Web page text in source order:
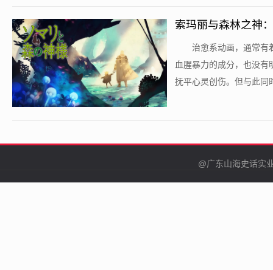
索玛丽与森林之神
治愈系动画，通常有
血腥暴力的成分，也没
抚平心灵创伤。但与此同
@广东山海史话实